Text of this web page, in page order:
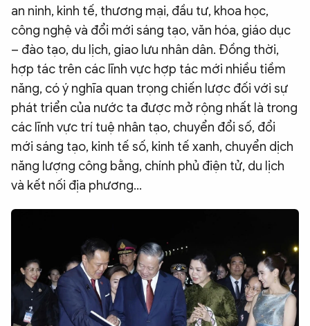
an ninh, kinh tế, thương mại, đầu tư, khoa học,
công nghệ và đổi mới sáng tạo, văn hóa, giáo dục
– đào tạo, du lịch, giao lưu nhân dân. Đồng thời,
hợp tác trên các lĩnh vực hợp tác mới nhiều tiềm
năng, có ý nghĩa quan trọng chiến lược đối với sự
phát triển của nước ta được mở rộng nhất là trong
các lĩnh vực trí tuệ nhân tạo, chuyển đổi số, đổi
mới sáng tạo, kinh tế số, kinh tế xanh, chuyển dịch
năng lượng công bằng, chính phủ điện tử, du lịch
và kết nối địa phương…